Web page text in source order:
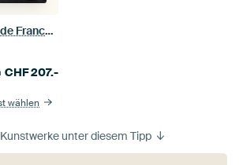
Chris Froome - Tour de France 2017 - 1
CHF207.-
wählen
unter diesem Tipp